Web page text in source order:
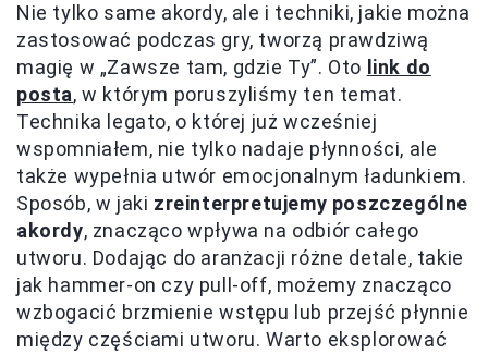
Nie tylko same akordy, ale i techniki, jakie można
zastosować podczas gry, tworzą prawdziwą
magię w „Zawsze tam, gdzie Ty”. Oto link do
posta, w którym poruszyliśmy ten temat.
Technika legato, o której już wcześniej
wspomniałem, nie tylko nadaje płynności, ale
także wypełnia utwór emocjonalnym ładunkiem.
Sposób, w jaki zreinterpretujemy poszczególne
akordy, znacząco wpływa na odbiór całego
utworu. Dodając do aranżacji różne detale, takie
jak hammer-on czy pull-off, możemy znacząco
wzbogacić brzmienie wstępu lub przejść płynnie
między częściami utworu. Warto eksplorować